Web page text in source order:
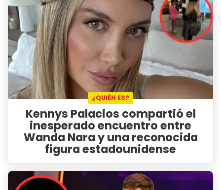
¿QUIÉN ES?
Kennys Palacios compartió el
inesperado encuentro entre
Wanda Nara y una reconocida
figura estadounidense